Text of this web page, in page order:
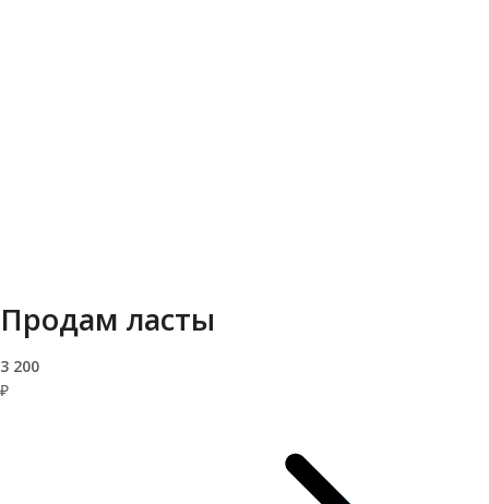
Продам ласты
3 200
₽